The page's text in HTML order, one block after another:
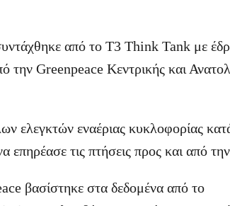
από το T3 Think Tank με
την Greenpeace Κεντρικής και
ελεγκτών εναέριας κυκλοφορίας
επηρέασε τις πτήσεις προς και από
βασίστηκε στα δεδομένα από το